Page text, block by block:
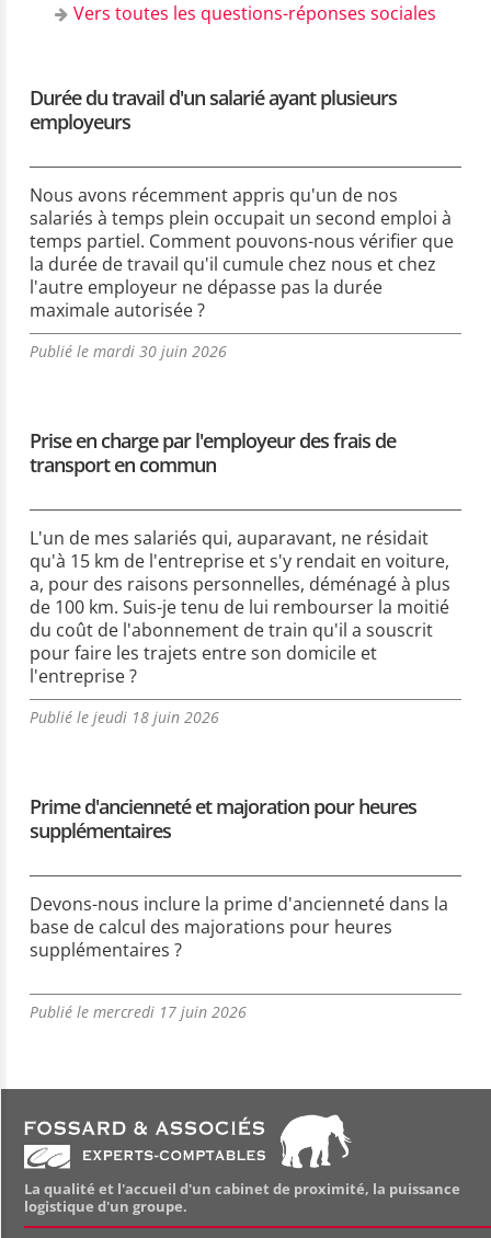
Vers toutes les questions-réponses sociales
Durée du travail d'un salarié ayant plusieurs
employeurs
Nous avons récemment appris qu'un de nos
salariés à temps plein occupait un second emploi à
temps partiel. Comment pouvons-nous vérifier que
la durée de travail qu'il cumule chez nous et chez
l'autre employeur ne dépasse pas la durée
maximale autorisée ?
Publié le mardi 30 juin 2026
Prise en charge par l'employeur des frais de
transport en commun
L'un de mes salariés qui, auparavant, ne résidait
qu'à 15 km de l'entreprise et s'y rendait en voiture,
a, pour des raisons personnelles, déménagé à plus
de 100 km. Suis-je tenu de lui rembourser la moitié
du coût de l'abonnement de train qu'il a souscrit
pour faire les trajets entre son domicile et
l'entreprise ?
Publié le jeudi 18 juin 2026
Prime d'ancienneté et majoration pour heures
supplémentaires
Devons-nous inclure la prime d'ancienneté dans la
base de calcul des majorations pour heures
supplémentaires ?
Publié le mercredi 17 juin 2026
La qualité et l'accueil d'un cabinet de proximité, la puissance
logistique d'un groupe.